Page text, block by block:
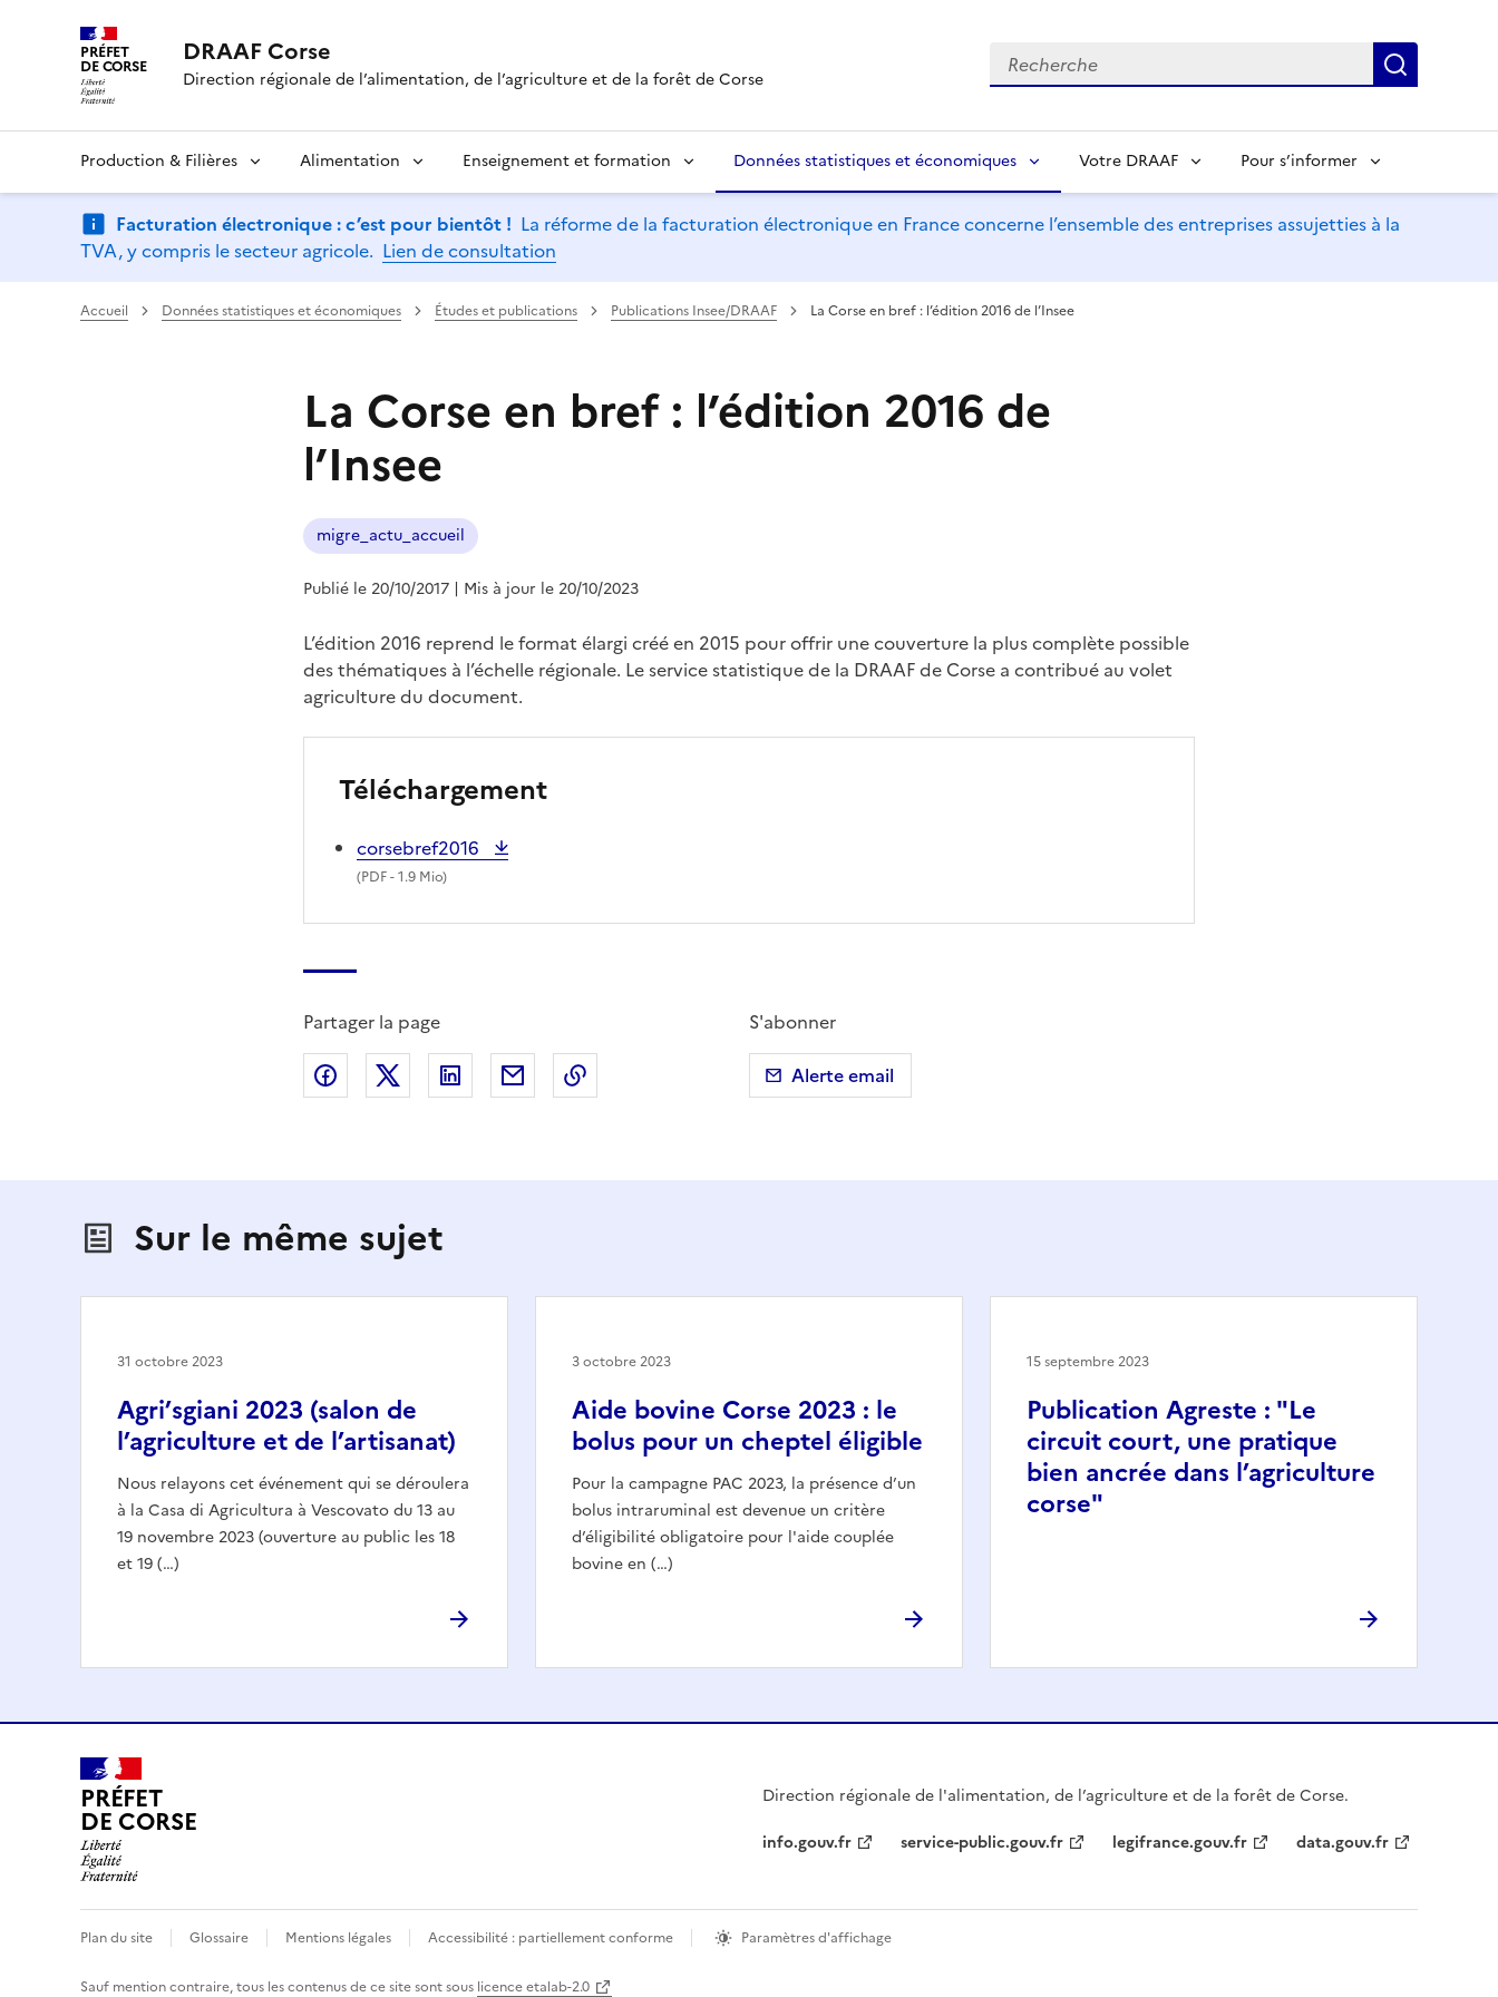
PRÉFET
DE CORSE DRAAF Corse
Direction régionale de l’alimentation, de l’agriculture et de la forêt de Corse
Recherche
Production & Filières Alimentation Enseignement et formation Données statistiques et économiques Votre DRAAF Pour s’informer
Facturation électronique : c’est pour bientôt ! La réforme de la facturation électronique en France concerne l’ensemble des entreprises assujetties à la
TVA, y compris le secteur agricole. Lien de consultation
Accueil Données statistiques et économiques Études et publications Publications Insee/DRAAF La Corse en bref : l’édition 2016 de l’Insee
La Corse en bref : l’édition 2016 de
l’Insee
migre_actu_accueil
Publié le 20/10/2017 | Mis à jour le 20/10/2023
L’édition 2016 reprend le format élargi créé en 2015 pour offrir une couverture la plus complète possible
des thématiques à l’échelle régionale. Le service statistique de la DRAAF de Corse a contribué au volet
agriculture du document.
Téléchargement
corsebref2016
(PDF- 1.9 Mio)
Partager la page
Partager sur Facebook
Partager sur X (anciennement Twitter)
Partager sur LinkedIn
Partager par emailCopier dans le presse-papier
S'abonner
Alerte email
Sur le même sujet
Agri’sgiani 2023 (salon de
l’agriculture et de l’artisanat)
Nous relayons cet événement qui se déroulera
à la Casa di Agricultura à Vescovato du 13 au
19 novembre 2023 (ouverture au public les 18
et 19 (…)
31 octobre 2023
Aide bovine Corse 2023 : le
bolus pour un cheptel éligible
Pour la campagne PAC 2023, la présence d’un
bolus intraruminal est devenue un critère
d’éligibilité obligatoire pour l'aide couplée
bovine en (…)
3 octobre 2023
Publication Agreste : "Le
circuit court, une pratique
bien ancrée dans l’agriculture
corse"
15 septembre 2023
PRÉFET
DE CORSE
Direction régionale de l'alimentation, de l’agriculture et de la forêt de Corse.
info.gouv.fr
service-public.gouv.fr legifrance.gouv.fr data.gouv.fr
Plan du site Glossaire Mentions légales Accessibilité : partiellement conforme Paramètres d'affichage
Sauf mention contraire, tous les contenus de ce site sont sous licence etalab-2.0